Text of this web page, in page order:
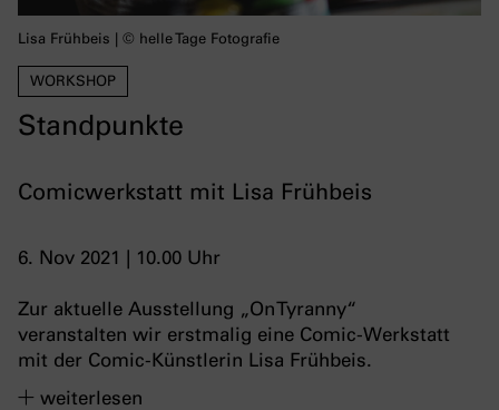
WORKSHOP
Standpunkte
Comicwerkstatt mit Lisa Frühbeis
6. Nov 2021 | 10.00 Uhr
Lisa Frühbeis | © helle Tage Fotografie
Zur aktuelle Ausstellung „On Tyranny“
veranstalten wir erstmalig eine Comic-Werkstatt
mit der Comic-Künstlerin Lisa Frühbeis.
weiterlesen